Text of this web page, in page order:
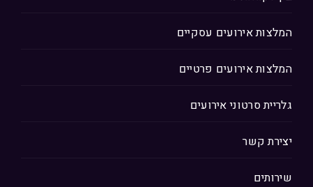
המלצות אירועים עסקיים
המלצות אירועים פרטיים
גלריית סרטוני אירועים
יצירת קשר
שירותים